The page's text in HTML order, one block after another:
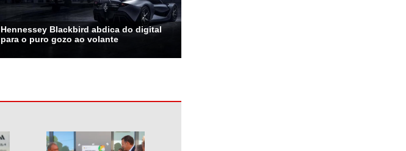
Hennessey Blackbird abdica do digital
para o puro gozo ao volante